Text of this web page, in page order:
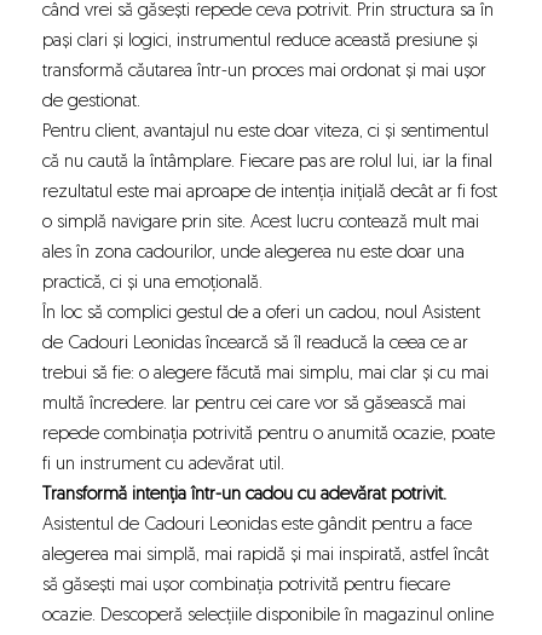
când vrei să găsești repede ceva potrivit. Prin structura sa în
pași clari și logici, instrumentul reduce această presiune și
transformă căutarea într-un proces mai ordonat și mai ușor
de gestionat.
Pentru client, avantajul nu este doar viteza, ci și sentimentul
că nu caută la întâmplare. Fiecare pas are rolul lui, iar la final
rezultatul este mai aproape de intenția inițială decât ar fi fost
o simplă navigare prin site. Acest lucru contează mult mai
ales în zona cadourilor, unde alegerea nu este doar una
practică, ci și una emoțională.
În loc să complici gestul de a oferi un cadou, noul Asistent
de Cadouri Leonidas încearcă să îl readucă la ceea ce ar
trebui să fie: o alegere făcută mai simplu, mai clar și cu mai
multă încredere. Iar pentru cei care vor să găsească mai
repede combinația potrivită pentru o anumită ocazie, poate
fi un instrument cu adevărat util.
Transformă intenția într-un cadou cu adevărat potrivit.
Asistentul de Cadouri Leonidas este gândit pentru a face
alegerea mai simplă, mai rapidă și mai inspirată, astfel încât
să găsești mai ușor combinația potrivită pentru fiecare
ocazie. Descoperă selecțiile disponibile în magazinul online